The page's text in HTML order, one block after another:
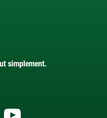
simplement.